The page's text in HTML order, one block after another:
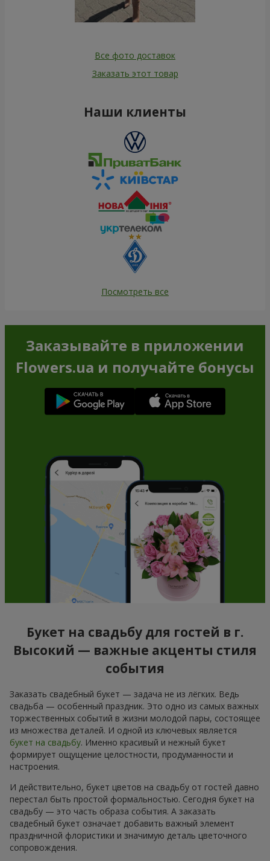
Все фото доставок
Заказать этот товар
Наши клиенты
Посмотреть все
Заказывайте в приложении
Flowers.ua и получайте бонусы
Букет на свадьбу для гостей в г.
Высокий — важные акценты стиля
события
Заказать свадебный букет — задача не из лёгких. Ведь
свадьба — особенный праздник. Это одно из самых важных
торжественных событий в жизни молодой пары, состоящее
из множества деталей. И одной из ключевых является
букет на свадьбу. Именно красивый и нежный букет
формирует ощущение целостности, продуманности и
настроения.
И действительно, букет цветов на свадьбу от гостей давно
перестал быть простой формальностью. Сегодня букет на
свадьбу — это часть образа события. А заказать
свадебный букет означает добавить важный элемент
праздничной флористики и значимую деталь цветочного
сопровождения.